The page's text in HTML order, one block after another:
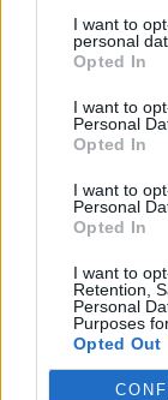
I want to
personal
Opted In
I want to
Personal
Opted In
I want to
Personal
Opted In
I want to
Retention,
Personal
Purposes
Opted Out
Shtuarmë
Tags:
gjuha
politike
,